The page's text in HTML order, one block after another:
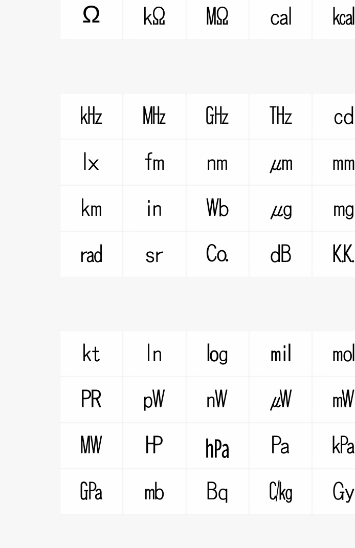
Ω
㏀ ㏁ ㎈ ㎉
㎑ ㎒ ㎓ ㎔ ㏅
㏓
㎙ ㎚ ㎛ ㎜
㎞
㏌ ㏝ ㎍ ㎎
㎭
㏛ ㏇ ㏈ ㏍
㏏ ㏑ ㏒ ㏕ ㏖
㏚
㎺ ㎻ ㎼ ㎽
㎿
㏋ ㍱ ㎩ ㎪
㎬
㏔ ㏃ ㏆ ㏉